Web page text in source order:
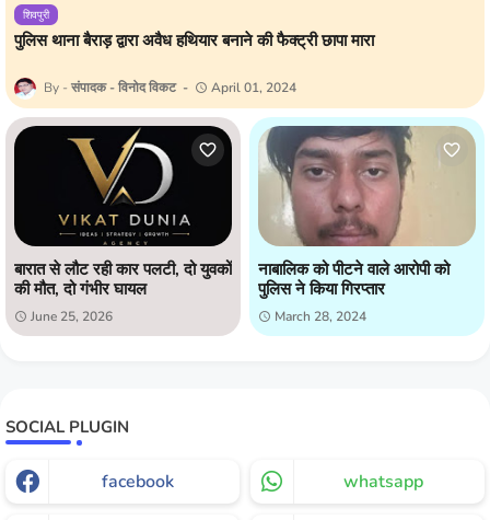
शिवपुरी
पुलिस थाना बैराड़ द्वारा अवैध हथियार बनाने की फैक्ट्री छापा मारा
संपादक - विनोद विकट April 01, 2024
बारात से लौट रही कार पलटी, दो युवकों
की मौत, दो गंभीर घायल
June 25, 2026
नाबालिक को पीटने वाले आरोपी को
पुलिस ने किया गिरप्तार
March 28, 2024
SOCIAL PLUGIN
facebook whatsapp